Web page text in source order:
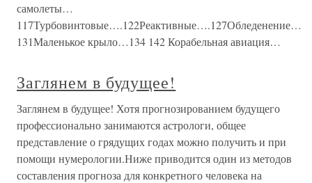
самолеты…
117Турбовинтовые….122Реактивные….127Обледенение…
131Маленькое крыло…134 142 Корабельная авиация…
Заглянем в будущее!
Заглянем в будущее! Хотя прогнозированием будущего
профессионально занимаются астрологи, общее
представление о грядущих годах можно получить и при
помощи нумерологии.Ниже приводится один из методов
составления прогноза для конкретного человека на